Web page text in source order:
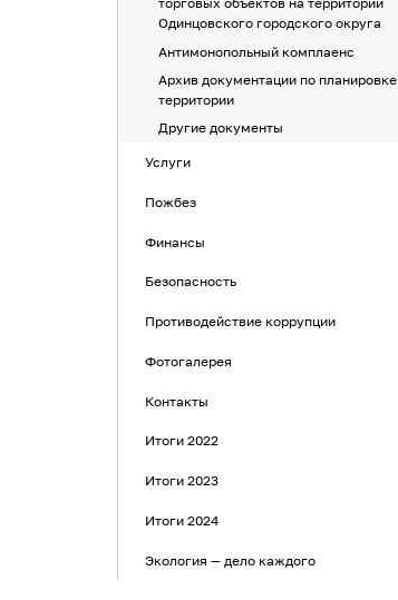
Одинцовского городского округа
Антимонопольный комплаенс
Архив документации по планировке
территории
Другие документы
Услуги
Пожбез
Финансы
Безопасность
Противодействие коррупции
Фотогалерея
Контакты
Итоги 2022
Итоги 2023
Итоги 2024
Экология — дело каждого